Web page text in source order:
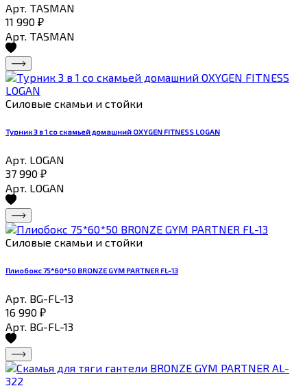
Арт. TASMAN
11 990 ₽
Арт. TASMAN
Силовые скамьи и стойки
Турник 3 в 1 со скамьей домашний OXYGEN FITNESS LOGAN
Арт. LOGAN
37 990 ₽
Арт. LOGAN
Силовые скамьи и стойки
Плиобокс 75*60*50 BRONZE GYM PARTNER FL-13
Арт. BG-FL-13
16 990 ₽
Арт. BG-FL-13